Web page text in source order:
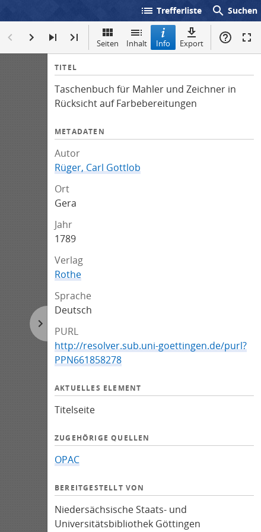
list Trefferliste search Suchen
Seiten Inhalt Info Export
I
f
o
TITEL
Taschenbuch für Mahler und Zeichner in
Rücksicht auf Farbebereitungen
METADATEN
Autor
Rüger, Carl Gottlob
Ort
Gera
Jahr
1789
Verlag
Rothe
Sprache
Deutsch
PURL
http://resolver.sub.uni-goettingen.de/purl?
PPN661858278
AKTUELLES ELEMENT
Titelseite
ZUGEHÖRIGE QUELLEN
OPAC
BEREITGESTELLT VON
Niedersächsische Staats- und
Universitätsbibliothek Göttingen